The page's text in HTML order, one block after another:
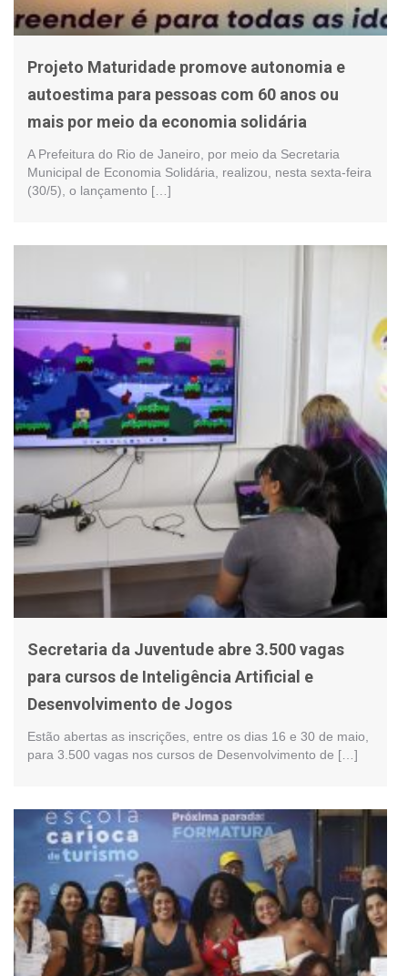
Projeto Maturidade promove autonomia e
autoestima para pessoas com 60 anos ou
mais por meio da economia solidária
A Prefeitura do Rio de Janeiro, por meio da Secretaria
Municipal de Economia Solidária, realizou, nesta sexta-feira
(30/5), o lançamento […]
Secretaria da Juventude abre 3.500 vagas
para cursos de Inteligência Artificial e
Desenvolvimento de Jogos
Estão abertas as inscrições, entre os dias 16 e 30 de maio,
para 3.500 vagas nos cursos de Desenvolvimento de […]